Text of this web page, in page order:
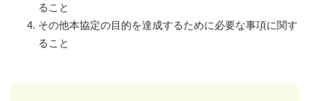
ること
その他本協定の目的を達成するために必要な事項に関す
ること